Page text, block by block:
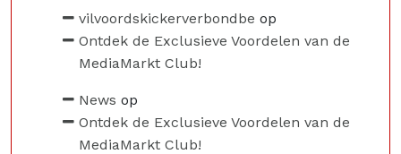
vilvoordskickerverbondbe op
Ontdek de Exclusieve Voordelen van de
MediaMarkt Club!
News op
Ontdek de Exclusieve Voordelen van de
MediaMarkt Club!